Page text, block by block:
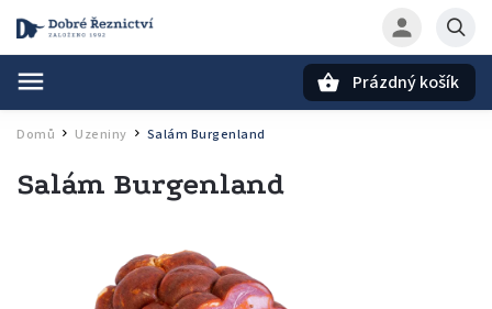
Prázdný košík
Domů / Uzeniny Salám Burgenland
Salám Burgenland